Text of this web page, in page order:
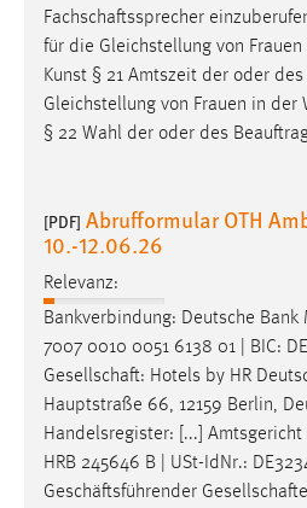
Fachschaftssprecher
für die Gleichstellung von
Kunst § 21 Amtszeit der oder
Gleichstellung von Frauen in der
§ 22 Wahl der oder des
[PDF] Abrufformular OTH
10.-12.06.26
Relevanz:
Bankverbindung: Deutsche Bank
7007 0010 0051 6138 01 | BIC:
Gesellschaft: Hotels by HR
Hauptstraße 66, 12159 Berlin,
Handelsregister: [...]
HRB 245646 B | USt-IdNr.:
Geschäftsführender